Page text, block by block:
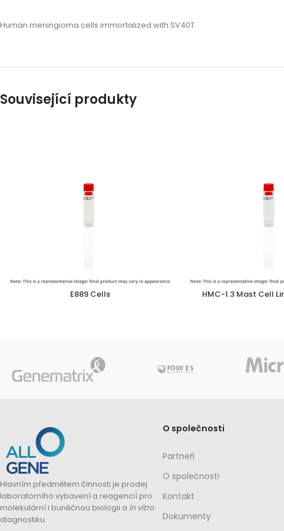
Human meningioma cells immortalized with SV40T.
Související produkty
E889 Cells HMC-1.3 Mast Cell
Hlavním předmětem činnosti je prodej
laboratorního vybavení a reagencií pro
molekulární i buněčnou biologii a in vitro
diagnostiku.
O společnosti
Partneři
O společnosti
Kontakt
Dokumenty